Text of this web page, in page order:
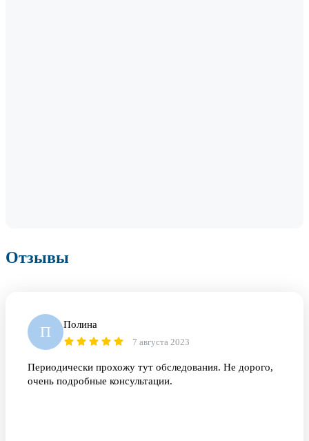
Отзывы
П Полина
7 августа 2023
Периодически прохожу тут обследования. Не дорого,
очень подробные консультации.